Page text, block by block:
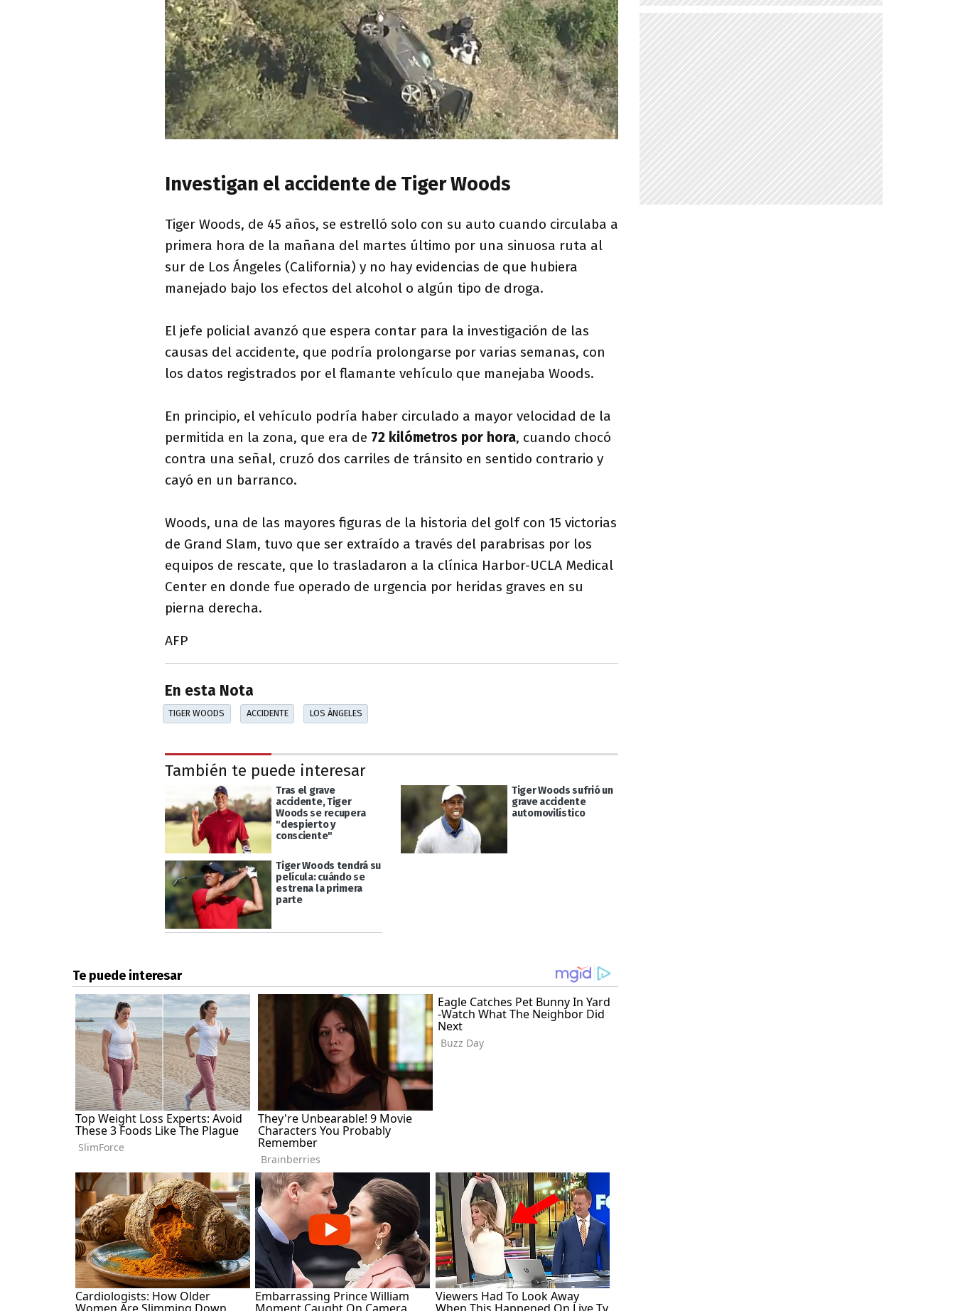
Investigan el accidente de Tiger Woods
Tiger Woods, de 45 años, se estrelló solo con su auto cuando circulaba a
primera hora de la mañana del martes último por una sinuosa ruta al
sur de Los Ángeles (California) y no hay evidencias de que hubiera
manejado bajo los efectos del alcohol o algún tipo de droga.
El jefe policial avanzó que espera contar para la investigación de las
causas del accidente, que podría prolongarse por varias semanas, con
los datos registrados por el flamante vehículo que manejaba Woods.
En principio, el vehículo podría haber circulado a mayor velocidad de la
permitida en la zona, que era de 72 kilómetros por hora, cuando chocó
contra una señal, cruzó dos carriles de tránsito en sentido contrario y
cayó en un barranco.
Woods, una de las mayores figuras de la historia del golf con 15 victorias
de Grand Slam, tuvo que ser extraído a través del parabrisas por los
equipos de rescate, que lo trasladaron a la clínica Harbor-UCLA Medical
Center en donde fue operado de urgencia por heridas graves en su
pierna derecha.
AFP
En esta Nota
TIGER WOODS ACCIDENTE LOS ÁNGELES
También te puede interesar
Tras el grave
accidente, Tiger
Woods se recupera
"despierto y
consciente"
Tiger Woods sufrió un
grave accidente
automovilístico
Tiger Woods tendrá su
película: cuándo se
estrena la primera
parte